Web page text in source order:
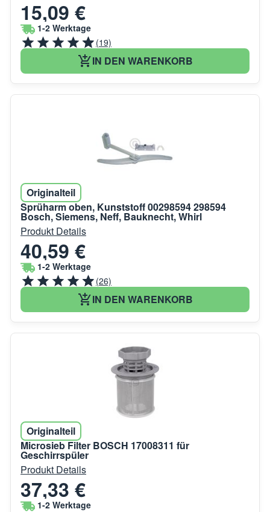
15,09 €
1-2 Werktage
(19)
IN DEN WARENKORB
Originalteil
Sprüharm oben, Kunststoff 00298594 298594
Bosch, Siemens, Neff, Bauknecht, Whirl
Produkt Details
40,59 €
1-2 Werktage
(26)
IN DEN WARENKORB
Originalteil
Microsieb Filter BOSCH 17008311 für
Geschirrspüler
Produkt Details
37,33 €
1-2 Werktage